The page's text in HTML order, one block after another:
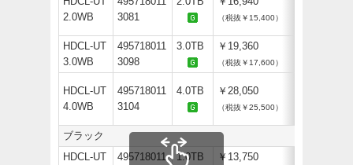
2.0WB
3081
（税抜￥15,400）
HDCL-UT
3.0WB
495718011
3098
3.0TB ￥19,360
（税抜￥17,600）
HDCL-UT
4.0WB
495718011
3104
4.0TB ￥28,050
（税抜￥25,500）
ブラック
HDCL-UT
495718011
1.0TB ￥13,750